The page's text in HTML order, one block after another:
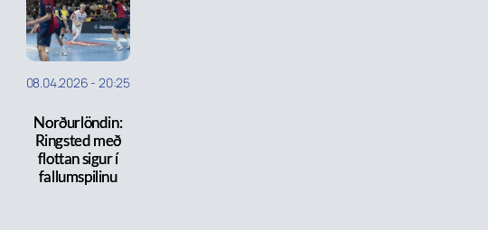
08.04.2026 - 20:25
Norðurlöndin:
Ringsted með
flottan sigur í
fallumspilinu